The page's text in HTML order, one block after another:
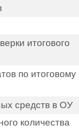
итогового
по итоговому
средств в ОУ
количества